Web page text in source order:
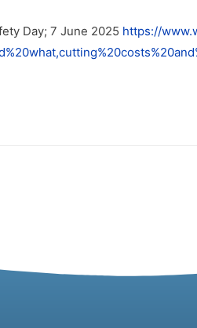
Day; 7 June 2025 https://